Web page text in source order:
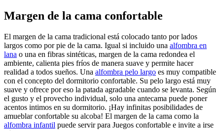
Margen de la cama confortable
El margen de la cama tradicional está colocado tanto por lados
largos como por pie de la cama. Igual si incluido una alfombra en
lana o una en fibras sintéticas, margen de la cama redondea el
ambiente, calienta pies fríos de manera suave y permite hacer
realidad a todos sueños. Una alfombra pelo largo es muy compatible
con el concepto del dormitorio confortable. Su pelo largo está muy
suave y ofrece por eso la patada agradable cuando se levanta. Según
el gusto y el provecho individual, solo una antecama puede poner
acentos intimos en su dormitorio. ¡Hay infinitas posibilidades de
amueblar confortable su alcoba! El margen de la cama como la
alfombra infantil puede servir para Juegos confortable e invite a irse